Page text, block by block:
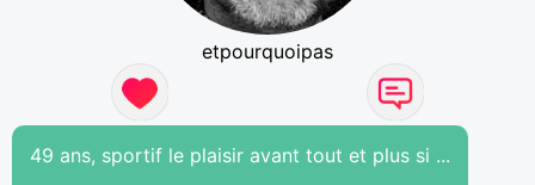
etpourquoipas
49 ans, sportif le plaisir avant tout et plus si ...